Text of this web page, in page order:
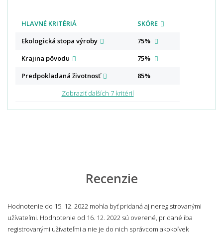
HLAVNÉ KRITÉRIÁ
SKÓRE
Ekologická stopa výroby
75%
Krajina pôvodu
75%
Predpokladaná životnosť
85%
Zobraziť ďalších 7 kritérií
Recenzie
Hodnotenie do 15. 12. 2022 mohla byť pridaná aj neregistrovanými
užívateľmi. Hodnotenie od 16. 12. 2022 sú overené, pridané iba
registrovanými užívateľmi a nie je do nich správcom akokoľvek